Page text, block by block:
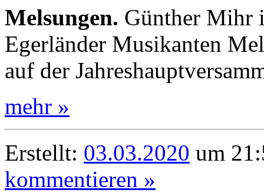
Melsungen. Günther Mihr
Egerländer Musikanten
auf der
mehr »
Erstellt: 03.03.2020 um
kommentieren »